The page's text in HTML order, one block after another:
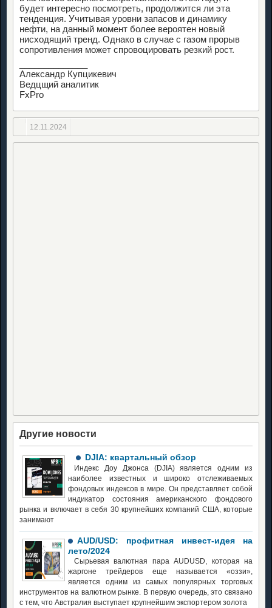
будет интересно посмотреть, продолжится ли эта
тенденция. Учитывая уровни запасов и динамику
нефти, на данный момент более вероятен новый
нисходящий тренд. Однако в случае с газом прорыв
сопротивления может спровоцировать резкий рост.
Александр Купцикевич
Ведцщий аналитик
FxPro
12.11.2024
Другие новости
DJIA: квартальный обзор
Индекс Доу Джонса (DJIA) является одним из
наиболее известных и широко отслеживаемых
фондовых индексов в мире. Он представляет собой
индикатор состояния американского фондового
рынка и включает в себя 30 крупнейших компаний США, которые
занимают
AUD/USD: профитная инвест-идея на
лето/2024
Сырьевая валютная пара AUDUSD, которая на
жаргоне трейдеров еще называется «оззи»,
является одним из самых популярных торговых
инструментов на валютном рынке. В первую очередь, это связано
с тем, что Австралия выступает крупнейшим экспортером золота